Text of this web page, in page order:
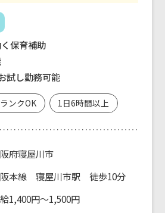
保育補助
試し勤務可能
ンクOK 1日6時間以上
府寝屋川市
本線 寝屋川市駅 徒歩10分
1,400円～1,500円